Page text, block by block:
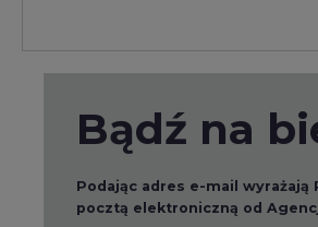
Bądź na
Podając adres e-mail
pocztą elektroniczną od